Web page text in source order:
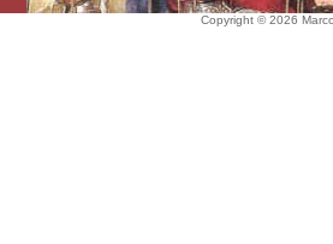
Copyright © 2026